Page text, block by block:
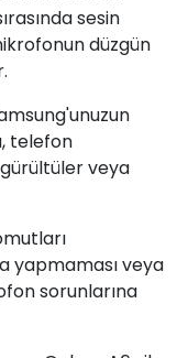
sesin
düzgün
telefon
gürültüler veya
yapmaması veya
sorunlarına